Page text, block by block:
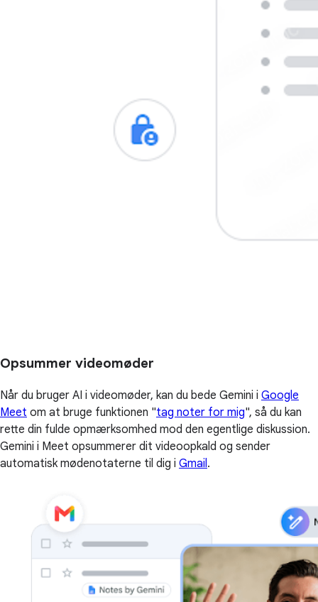
Opsummer videomøder
Når du bruger AI i videomøder, kan du bede Gemini i Google
Meet om at bruge funktionen "tag noter for mig", så du kan
rette din fulde opmærksomhed mod den egentlige diskussion.
Gemini i Meet opsummerer dit videoopkald og sender
automatisk mødenotaterne til dig i Gmail.